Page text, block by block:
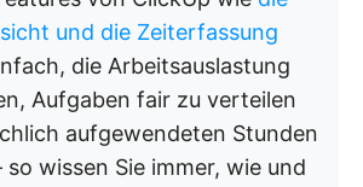
und die Zeiterfassung
die Arbeitsauslastung
Aufgaben fair zu verteilen
aufgewendeten Stunden
so wissen Sie immer, wie und